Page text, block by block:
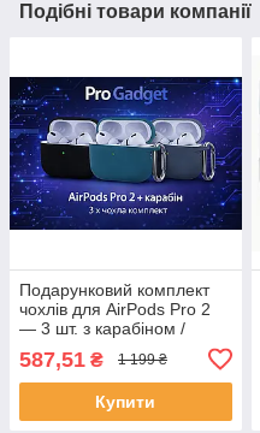
Подібні товари компанії
Подарунковий комплект
чохлів для AirPods Pro 2
— 3 шт. з карабіном /
587,51 ₴ 1 199 ₴
Купити